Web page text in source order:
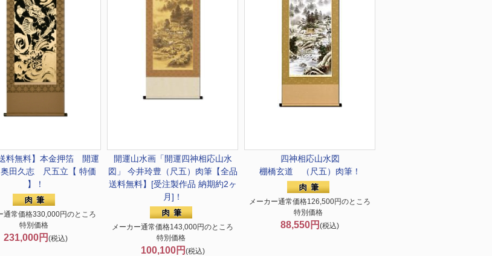
料無料】 本金押箔 開運
田久志 尺五立【 特価
】！
通常価格330,000円のところ
特別価格
231,000円 (税込)
開運山水画「開運四神相応山水
図」 今井玲豊（尺五）肉筆【全品
送料無料】[受注製作品 納期約2ヶ
月]！
メーカー通常価格143,000円のところ
特別価格
100,100円 (税込)
四神相応山水図
棚橋玄道 （尺五）肉筆！
メーカー通常価格126,500円のところ
特別価格
88,550円 (税込)